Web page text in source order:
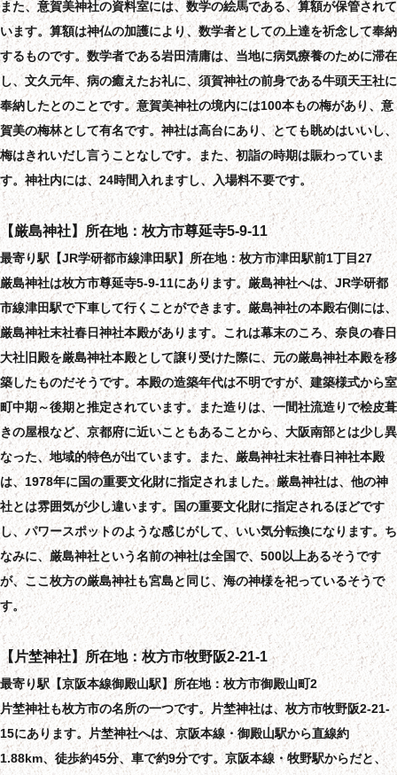
また、意賀美神社の資料室には、数学の絵馬である、算額が保管されて
います。算額は神仏の加護により、数学者としての上達を祈念して奉納
するものです。数学者である岩田清庸は、当地に病気療養のために滞在
し、文久元年、病の癒えたお礼に、須賀神社の前身である牛頭天王社に
奉納したとのことです。意賀美神社の境内には100本もの梅があり、意
賀美の梅林として有名です。神社は高台にあり、とても眺めはいいし、
梅はきれいだし言うことなしです。また、初詣の時期は賑わっていま
す。神社内には、24時間入れますし、入場料不要です。
【厳島神社】所在地：枚方市尊延寺5-9-11
最寄り駅【JR学研都市線津田駅】所在地：枚方市津田駅前1丁目27
厳島神社は枚方市尊延寺5-9-11にあります。厳島神社へは、JR学研都
市線津田駅で下車して行くことができます。厳島神社の本殿右側には、
厳島神社末社春日神社本殿があります。これは幕末のころ、奈良の春日
大社旧殿を厳島神社本殿として譲り受けた際に、元の厳島神社本殿を移
築したものだそうです。本殿の造築年代は不明ですが、建築様式から室
町中期～後期と推定されています。また造りは、一間社流造りで桧皮葺
きの屋根など、京都府に近いこともあることから、大阪南部とは少し異
なった、地域的特色が出ています。また、厳島神社末社春日神社本殿
は、1978年に国の重要文化財に指定されました。厳島神社は、他の神
社とは雰囲気が少し違います。国の重要文化財に指定されるほどです
し、パワースポットのような感じがして、いい気分転換になります。ち
なみに、厳島神社という名前の神社は全国で、500以上あるそうです
が、ここ枚方の厳島神社も宮島と同じ、海の神様を祀っているそうで
す。
【片埜神社】所在地：枚方市牧野阪2-21-1
最寄り駅【京阪本線御殿山駅】所在地：枚方市御殿山町2
片埜神社も枚方市の名所の一つです。片埜神社は、枚方市牧野阪2-21-
15にあります。片埜神社へは、京阪本線・御殿山駅から直線約
1.88km、徒歩約45分、車で約9分です。京阪本線・牧野駅からだと、